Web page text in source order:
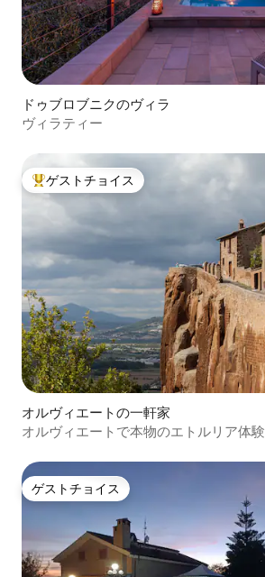
ドゥブロブニクのヴィラ
ヴィラティー
大好評のゲストチョイスです。
ゲストチョイス
オルヴィエートの一軒家
オルヴィエートで本物のエトルリア体験
ゲストチョイス
ゲストチョイス